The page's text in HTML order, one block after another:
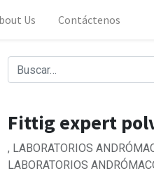
Us Contáctenos
Fittig expert
, LABORATORIOS
LABORATORIOS